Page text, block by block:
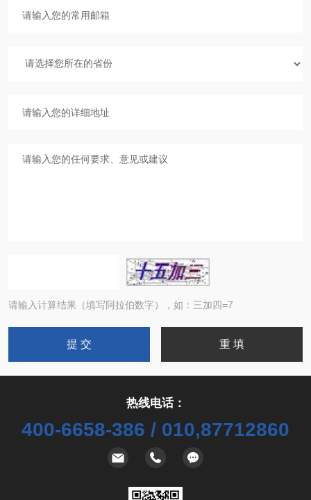
请输入计算结果（填写阿拉伯数字），如：三加四=7
热线电话：
400-6658-386 / 010,87712860